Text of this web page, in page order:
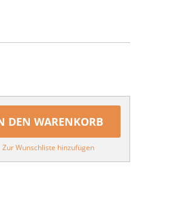
DEN WARENKORB
Zur Wunschliste hinzufügen